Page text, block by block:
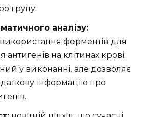
групу.
аналізу:
ферментів для
на клітинах крові.
у виконанні, але дозволяє
інформацію про